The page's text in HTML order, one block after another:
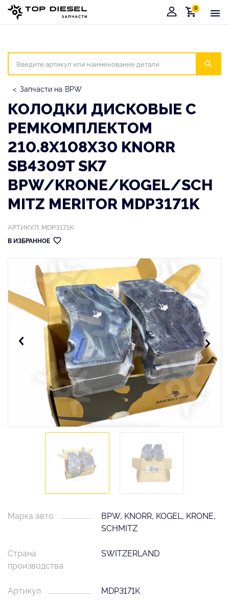
Корзина
0
Запчасти на BPW
КОЛОДКИ ДИСКОВЫЕ С
РЕМКОМПЛЕКТОМ
210.8X108X30 KNORR
SB4309T SK7
BPW/KRONE/KOGEL/SCH
MITZ MERITOR MDP3171K
АРТИКУЛ: MDP3171K
В ИЗБРАННОЕ
Марка авто
BPW, KNORR, KOGEL, KRONE,
SCHMITZ
Страна
производства
SWITZERLAND
Артикул MDP3171K